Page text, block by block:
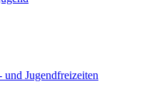
Jugendfreizeiten